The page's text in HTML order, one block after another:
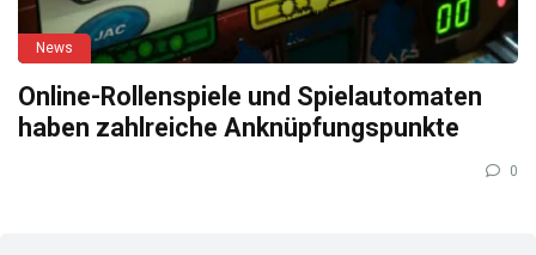
News
Online-Rollenspiele und Spielautomaten
haben zahlreiche Anknüpfungspunkte
0